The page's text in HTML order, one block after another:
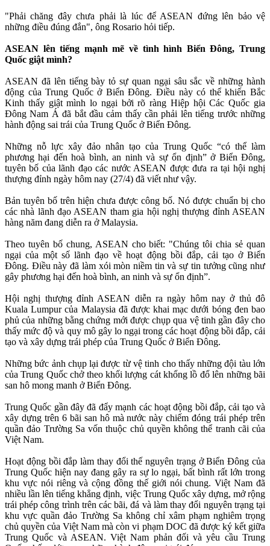
"Phải chăng đây chưa phải là lúc để ASEAN đứng lên bảo vệ
những điều đúng đắn", ông Rosario hỏi tiếp.
ASEAN lên tiếng mạnh mẽ về tình hình Biển Đông, Trung
Quốc giật mình?
ASEAN đã lên tiếng bày tỏ sự quan ngại sâu sắc về những hành
động của Trung Quốc ở Biển Đông. Điều này có thể khiến Bắc
Kinh thấy giật mình lo ngại bởi rõ ràng Hiệp hội Các Quốc gia
Đông Nam Á đã bắt đầu cảm thấy cần phải lên tiếng trước những
hành động sai trái của Trung Quốc ở Biển Đông.
Những nỗ lực xây đảo nhân tạo của Trung Quốc “có thể làm
phương hại đến hoà bình, an ninh và sự ổn định” ở Biển Đông,
tuyên bố của lãnh đạo các nước ASEAN được đưa ra tại hội nghị
thượng đỉnh ngày hôm nay (27/4) đã viết như vậy.
Bản tuyên bố trên hiện chưa được công bố. Nó được chuẩn bị cho
các nhà lãnh đạo ASEAN tham gia hội nghị thượng đỉnh ASEAN
hàng năm đang diễn ra ở Malaysia.
Theo tuyên bố chung, ASEAN cho biết: "Chúng tôi chia sẻ quan
ngại của một số lãnh đạo về hoạt động bồi đắp, cải tạo ở Biển
Đông. Điều này đã làm xói mòn niềm tin và sự tin tưởng cũng như
gây phương hại đến hoà bình, an ninh và sự ổn định”.
Hội nghị thượng đỉnh ASEAN diễn ra ngày hôm nay ở thủ đô
Kuala Lumpur của Malaysia đã được khai mạc dưới bóng đen bao
phủ của những bằng chứng mới được chụp qua vệ tinh gần đây cho
thấy mức độ và quy mô gây lo ngại trong các hoạt động bồi đắp, cải
tạo và xây dựng trái phép của Trung Quốc ở Biển Đông.
Những bức ảnh chụp lại được từ vệ tinh cho thấy những đội tàu lớn
của Trung Quốc chở theo khối lượng cát khổng lồ đổ lên những bãi
san hô mong manh ở Biển Đông.
Trung Quốc gần đây đã đẩy mạnh các hoạt động bồi đắp, cải tạo và
xây dựng trên 6 bãi san hô mà nước này chiếm đóng trái phép trên
quần đảo Trường Sa vốn thuộc chủ quyền không thể tranh cãi của
Việt Nam.
Hoạt động bồi đắp làm thay đổi thế nguyên trạng ở Biển Đông của
Trung Quốc hiện nay đang gây ra sự lo ngại, bất bình rất lớn trong
khu vực nói riêng và cộng đồng thế giới nói chung. Việt Nam đã
nhiều lần lên tiếng khẳng định, việc Trung Quốc xây dựng, mở rộng
trái phép công trình trên các bãi, đá và làm thay đổi nguyên trạng tại
khu vực quần đảo Trường Sa không chỉ xâm phạm nghiêm trọng
chủ quyền của Việt Nam mà còn vi phạm DOC đã được ký kết giữa
Trung Quốc và ASEAN. Việt Nam phản đối và yêu cầu Trung